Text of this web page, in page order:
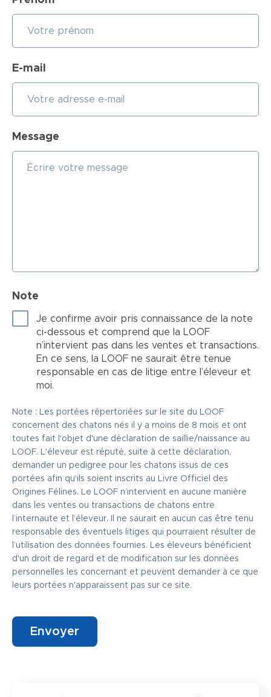
E-mail
Message
Note
Je confirme avoir pris connaissance de la note
ci-dessous et comprend que la LOOF
n’intervient pas dans les ventes et transactions.
En ce sens, la LOOF ne saurait être tenue
responsable en cas de litige entre l’éleveur et
moi.
Note : Les portées répertoriées sur le site du LOOF
concernent des chatons nés il y a moins de 8 mois et ont
toutes fait l'objet d'une déclaration de saillie/naissance au
LOOF. L'éleveur est réputé, suite à cette déclaration,
demander un pedigree pour les chatons issus de ces
portées afin qu'ils soient inscrits au Livre Officiel des
Origines Félines. Le LOOF n’intervient en aucune manière
dans les ventes ou transactions de chatons entre
l’internaute et l’éleveur. Il ne saurait en aucun cas être tenu
responsable des éventuels litiges qui pourraient résulter de
l’utilisation des données fournies. Les éleveurs bénéficient
d'un droit de regard et de modification sur les données
personnelles les concernant et peuvent demander à ce que
leurs portées n'apparaissent pas sur ce site.